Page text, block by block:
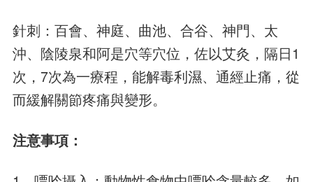
針刺：百會、神庭、曲池、合谷、神門、太
沖、陰陵泉和阿是穴等穴位，佐以艾灸，隔日1
次，7次為一療程，能解毒利濕、通經止痛，從
而緩解關節疼痛與變形。
注意事項：